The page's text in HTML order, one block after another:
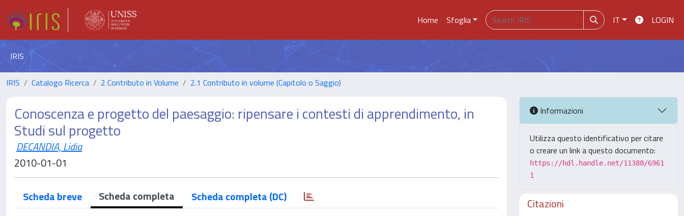
Home Sfoglia IT LOGIN
IRIS
IRIS Catalogo Ricerca 2 Contributo in Volume 2.1 Contributo in volume (Capitolo o Saggio)
Conoscenza e progetto del paesaggio: ripensare i contesti di apprendimento, in
Studi sul progetto
DECANDIA, Lidia
2010-01-01
Scheda breve Scheda completa Scheda completa (DC)
Informazioni
Utilizza questo identificativo per citare
o creare un link a questo documento:
https://hdl.handle.net/11388/6961
1
Citazioni